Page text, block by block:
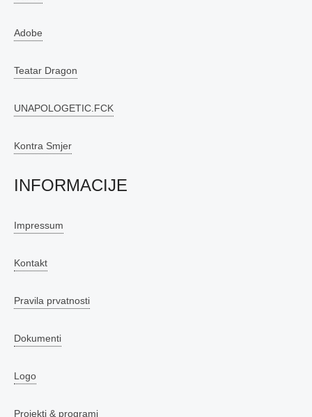
Adobe
Teatar Dragon
UNAPOLOGETIC.FCK
Kontra Smjer
INFORMACIJE
Impressum
Kontakt
Pravila prvatnosti
Dokumenti
Logo
Projekti & programi